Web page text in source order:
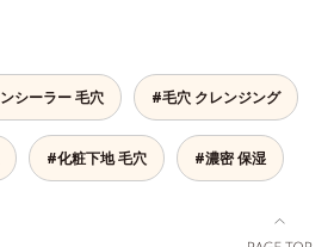
のエ
く）*2
の保
れのこ
た古い
たハリツヤ肌へ導く保湿成分
た美
ル
で配
ローチ
ゆらが
独自研
おいを与え、バリア機能を維持。ニ
キビができにくい肌を目指します。
さらにビタミンC誘導体をはじめと
した5種の整肌成分(*1)から成る
「ナノVCショットカプセル」を配
シーラー 毛穴 #毛穴 クレンジング
#化粧下地 毛穴 #濃密 保湿